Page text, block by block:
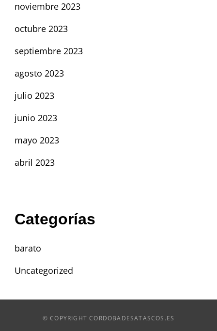
noviembre 2023
octubre 2023
septiembre 2023
agosto 2023
julio 2023
junio 2023
mayo 2023
abril 2023
Categorías
barato
Uncategorized
© COPYRIGHT CORDOBADESATASCOS.ES